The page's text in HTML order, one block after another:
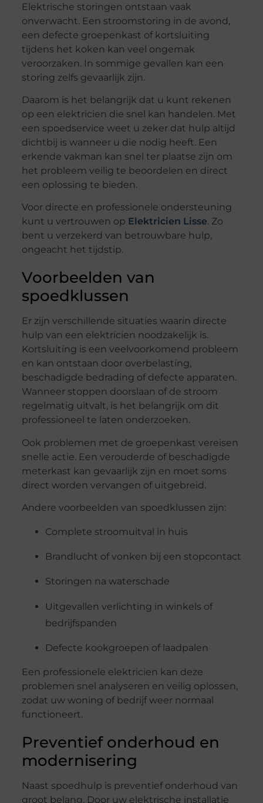
Elektrische storingen ontstaan vaak
onverwacht. Een stroomstoring in de avond,
een defecte groepenkast of kortsluiting
tijdens het koken kan veel ongemak
veroorzaken. In sommige gevallen kan een
storing zelfs gevaarlijk zijn.
Daarom is het belangrijk dat u kunt rekenen
op een elektricien die snel kan handelen. Met
een spoedservice weet u zeker dat hulp altijd
dichtbij is wanneer u die nodig heeft. Een
erkende vakman kan snel ter plaatse zijn om
het probleem veilig te beoordelen en direct
een oplossing te bieden.
Voor directe en professionele ondersteuning
kunt u vertrouwen op Elektricien Lisse. Zo
bent u verzekerd van betrouwbare hulp,
ongeacht het tijdstip.
Voorbeelden van
spoedklussen
Er zijn verschillende situaties waarin directe
hulp van een elektricien noodzakelijk is.
Kortsluiting is een veelvoorkomend probleem
en kan ontstaan door overbelasting,
beschadigde bedrading of defecte apparaten.
Wanneer stoppen doorslaan of de stroom
regelmatig uitvalt, is het belangrijk om dit
professioneel te laten onderzoeken.
Ook problemen met de groepenkast vereisen
snelle actie. Een verouderde of beschadigde
meterkast kan gevaarlijk zijn en moet soms
direct worden vervangen of uitgebreid.
Andere voorbeelden van spoedklussen zijn:
Complete stroomuitval in huis
Brandlucht of vonken bij een stopcontact
Storingen na waterschade
Uitgevallen verlichting in winkels of
bedrijfspanden
Defecte kookgroepen of laadpalen
Een professionele elektricien kan deze
problemen snel analyseren en veilig oplossen,
zodat uw woning of bedrijf weer normaal
functioneert.
Preventief onderhoud en
modernisering
Naast spoedhulp is preventief onderhoud van
groot belang. Door uw elektrische installatie